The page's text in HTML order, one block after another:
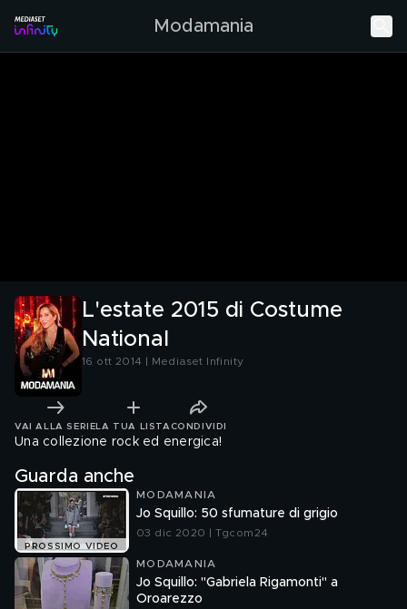
Modamania
L'estate 2015 di Costume
National
16 ott 2014 | Mediaset Infinity
VAI ALLA SERIE LA TUA LISTA CONDIVIDI
Una collezione rock ed energica!
Guarda anche
PROSSIMO VIDEO
MODAMANIA
Jo Squillo: 50 sfumature di grigio
03 dic 2020 | Tgcom24
MODAMANIA
Jo Squillo: "Gabriela Rigamonti" a
Oroarezzo